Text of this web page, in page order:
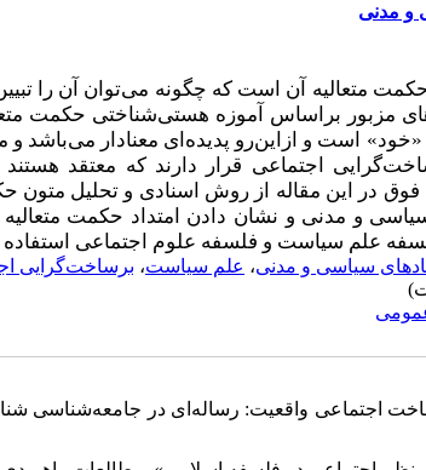
و مدنی
متعالیه آن است که چگونه می‌توان آن را
مزبور براساس آموزه هستی‌شناختی حکمت
است و ازاین‌رو پدیده‌ای معنادار می‌باشد و
اجتماعی قرار دارند که معتقد
در این مقاله از روش اسنادی و تحلیل متون
سیاسی و مدنی و نشان دادن امتداد حکمت
علم سیاست و فلسفه علوم اجتماعی استفاده
سیاسی و مدنی، علم سیاست، برساخت‌گرایی
پتر و توماس لوکمان. ۱۳۷۵. ساخت اجتماعی واقعیت: رساله‌ای